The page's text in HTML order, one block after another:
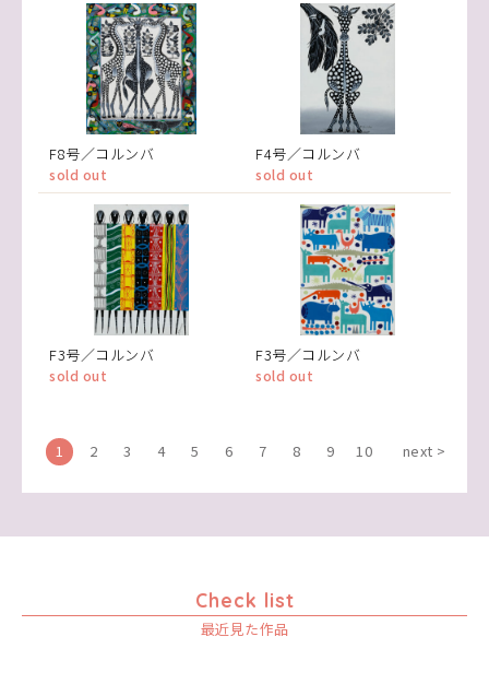
F8号／コルンバ
sold out
F4号／コルンバ
sold out
F3号／コルンバ
sold out
F3号／コルンバ
sold out
1 2 3 4 5 6 7 8 9 10 next >
Check list
最近見た作品